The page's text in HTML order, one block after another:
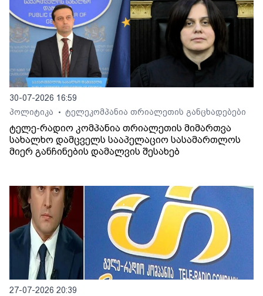
30-07-2026 16:59
პოლიტიკა
• ტელეკომპანია თრიალეთის განცხადებები
ტელე-რადიო კომპანია თრიალეთის მიმართვა
სახალხო დამცველს სააპელაციო სასამართლოს
მიერ განჩინების დამალვის შესახებ
27-07-2026 20:39